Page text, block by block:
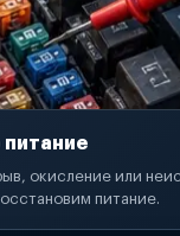
питание
окисление или
питание.